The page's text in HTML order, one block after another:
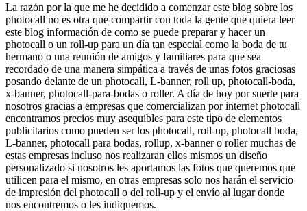
La razón por la que me he decidido a comenzar este blog sobre los
photocall no es otra que compartir con toda la gente que quiera leer
este blog información de como se puede preparar y hacer un
photocall o un roll-up para un día tan especial como la boda de tu
hermano o una reunión de amigos y familiares para que sea
recordado de una manera simpática a través de unas fotos graciosas
posando delante de un photocall, L-banner, roll up, photocall-boda,
x-banner, photocall-para-bodas o roller. A día de hoy por suerte para
nosotros gracias a empresas que comercializan por internet photocall
encontramos precios muy asequibles para este tipo de elementos
publicitarios como pueden ser los photocall, roll-up, photocall boda,
L-banner, photocall para bodas, rollup, x-banner o roller muchas de
estas empresas incluso nos realizaran ellos mismos un diseño
personalizado si nosotros les aportamos las fotos que queremos que
utilicen para el mismo, en otras empresas solo nos harán el servicio
de impresión del photocall o del roll-up y el envío al lugar donde
nos encontremos o les indiquemos.